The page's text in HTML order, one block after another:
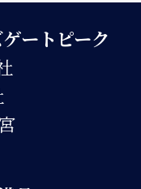
ートピーク